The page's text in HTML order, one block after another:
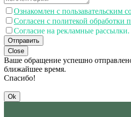
Ознакомлен с пользавательским
Согласен с политекой обработки
Согласие на рекламные рассылки.
Отправить
Close
Ваше обращение успешно
ближайшее время.
Спасибо!
Ok